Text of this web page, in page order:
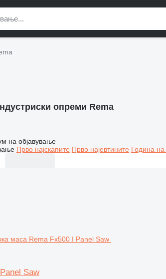
опреми Rema
на објавување
Прво најскапите Прво најевтините Година на
Saw